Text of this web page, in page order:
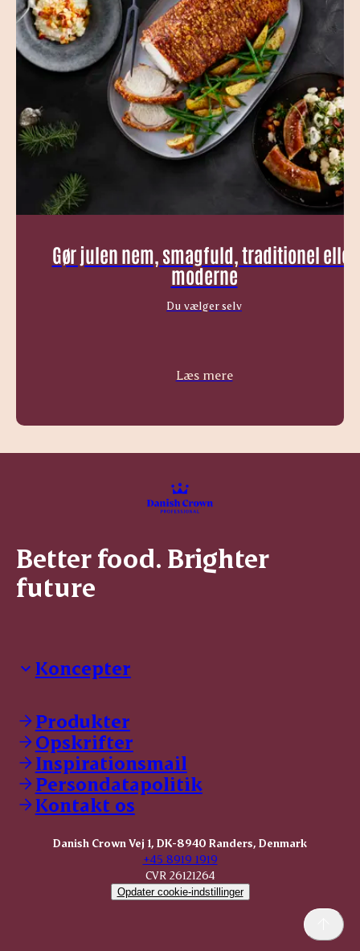
Gør julen nem, smagfuld, traditionel eller
moderne
Du vælger selv
Læs mere
Better food. Brighter
future
Koncepter
Dyrbar
GØL
Tulip
Friland
Dansk Kødkvæg
STOLT
Dansk Kalv
KOMBI Hak
Produkter
Opskrifter
Inspirationsmail
Persondatapolitik
Kontakt os
Danish Crown Vej 1, DK-8940 Randers, Denmark
+45 8919 1919
CVR 26121264
Opdater cookie-indstillinger